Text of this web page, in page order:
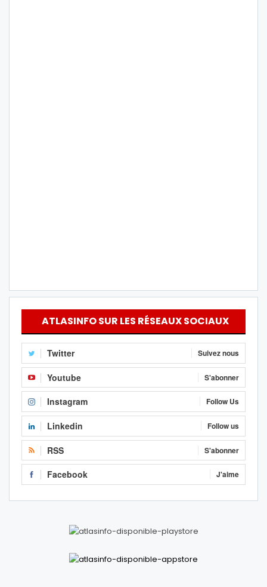
ATLASINFO SUR LES RÉSEAUX SOCIAUX
Twitter Suivez nous
Youtube S'abonner
Instagram Follow Us
Linkedin Follow us
RSS S'abonner
Facebook J'aime